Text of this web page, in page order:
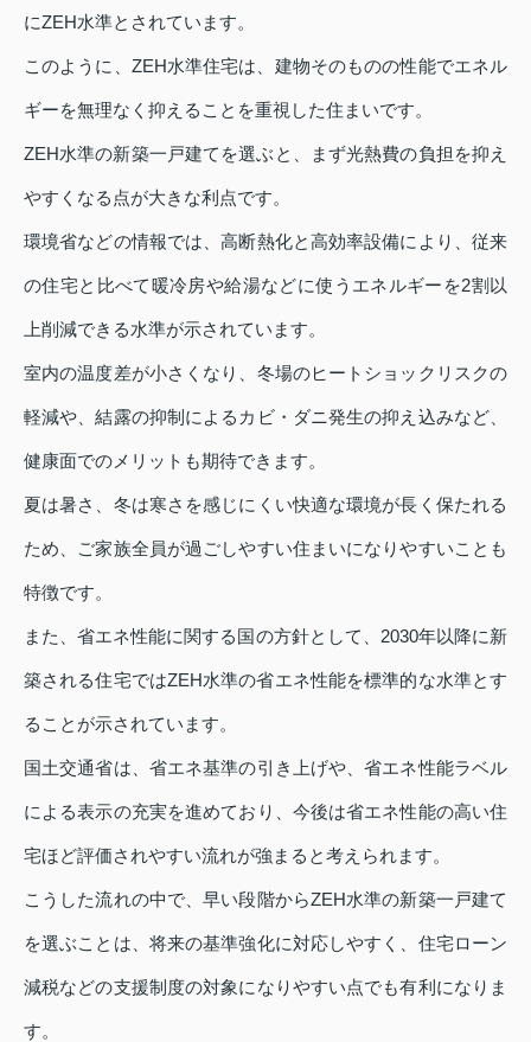
にZEH水準とされています。
このように、ZEH水準住宅は、建物そのものの性能でエネル
ギーを無理なく抑えることを重視した住まいです。
ZEH水準の新築一戸建てを選ぶと、まず光熱費の負担を抑え
やすくなる点が大きな利点です。
環境省などの情報では、高断熱化と高効率設備により、従来
の住宅と比べて暖冷房や給湯などに使うエネルギーを2割以
上削減できる水準が示されています。
室内の温度差が小さくなり、冬場のヒートショックリスクの
軽減や、結露の抑制によるカビ・ダニ発生の抑え込みなど、
健康面でのメリットも期待できます。
夏は暑さ、冬は寒さを感じにくい快適な環境が長く保たれる
ため、ご家族全員が過ごしやすい住まいになりやすいことも
特徴です。
また、省エネ性能に関する国の方針として、2030年以降に新
築される住宅ではZEH水準の省エネ性能を標準的な水準とす
ることが示されています。
国土交通省は、省エネ基準の引き上げや、省エネ性能ラベル
による表示の充実を進めており、今後は省エネ性能の高い住
宅ほど評価されやすい流れが強まると考えられます。
こうした流れの中で、早い段階からZEH水準の新築一戸建て
を選ぶことは、将来の基準強化に対応しやすく、住宅ローン
減税などの支援制度の対象になりやすい点でも有利になりま
す。